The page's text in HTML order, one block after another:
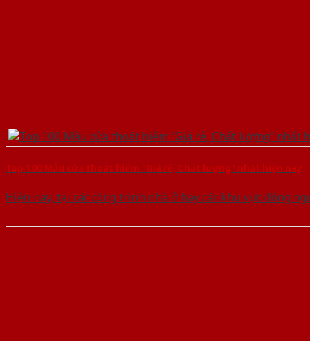
Top 100 Mẫu cửa thoát hiểm “Giá rẻ, Chất lượng” nhất hiện nay
Hiện nay, tại các công trình nhà ở hay các khu vực đông